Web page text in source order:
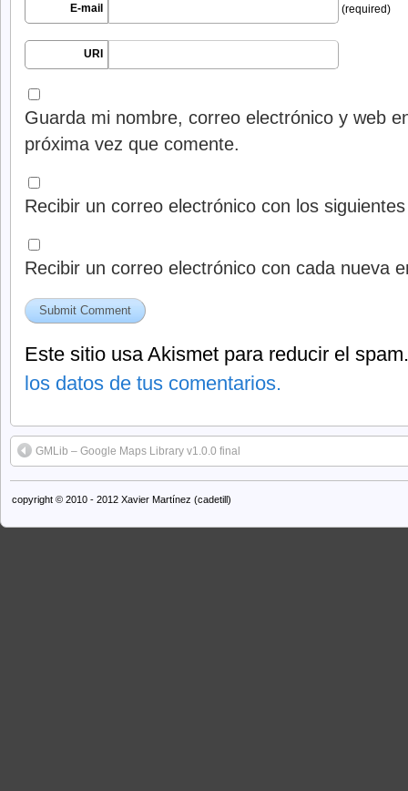
E-mail (required)
URI
Guarda mi nombre, correo electrónico y web
próxima vez que comente.
Recibir un correo electrónico con los
Recibir un correo electrónico con cada nueva
Este sitio usa Akismet para reducir el
los datos de tus comentarios.
GMLib – Google Maps Library v1.0.0 final
copyright © 2010 - 2012 Xavier Martínez (cadetill)